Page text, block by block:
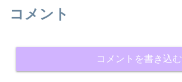
コメント
コメントを書き込む